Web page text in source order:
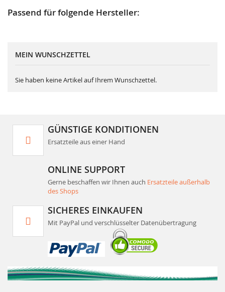
Passend für folgende Hersteller:
MEIN WUNSCHZETTEL
Sie haben keine Artikel auf Ihrem Wunschzettel.
GÜNSTIGE KONDITIONEN
Ersatzteile aus einer Hand
ONLINE SUPPORT
Gerne beschaffen wir Ihnen auch Ersatzteile außerhalb
des Shops
SICHERES EINKAUFEN
Mit PayPal und verschlüsselter Datenübertragung